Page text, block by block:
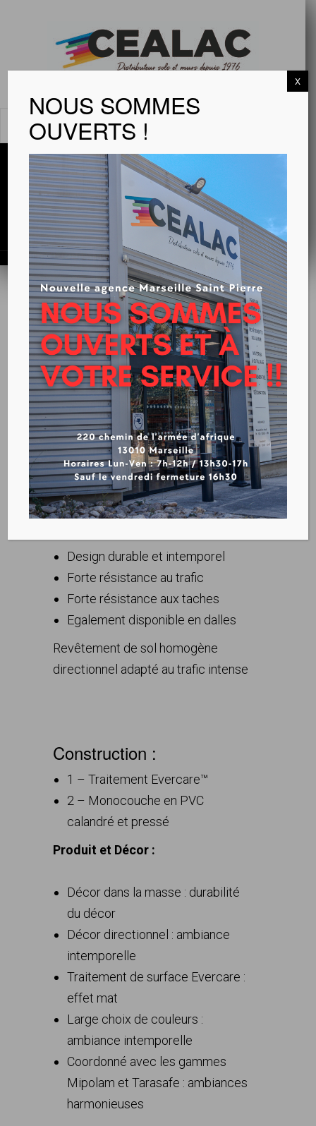
MENU
GERFLOR – TROPLAN DL
& RL 43
Fiche technique Troplan DL&RL43
Design durable et intemporel
Forte résistance au trafic
Forte résistance aux taches
Egalement disponible en dalles
Revêtement de sol homogène
directionnel adapté au trafic intense
Construction :
1 – Traitement Evercare™
2 – Monocouche en PVC
calandré et pressé
Produit et Décor :
Décor dans la masse : durabilité
du décor
Décor directionnel : ambiance
intemporelle
Traitement de surface Evercare :
effet mat
Large choix de couleurs :
ambiance intemporelle
Coordonné avec les gammes
Mipolam et Tarasafe : ambiances
harmonieuses
NOUS SOMMES
OUVERTS !
X